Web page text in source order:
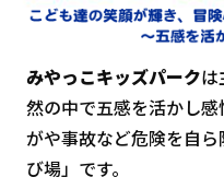
みやっこキッズパークは
然の中で五感を活かし
がや事故など危険を自
び場」です。